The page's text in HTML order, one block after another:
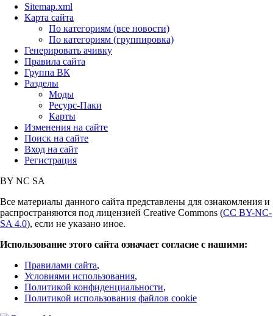
Sitemap.xml
Карта сайта
По категориям (все новости)
По категориям (группировка)
Генерировать ачивку
Правила сайта
Группа ВК
Разделы
Моды
Ресурс-Паки
Карты
Изменения на сайте
Поиск на сайте
Вход на сайт
Регистрация
BY NC SA
Все материалы данного сайта представлены для ознакомления и
распространяются под лицензией Creative Commons (CC BY-NC-
SA 4.0), если не указано иное.
Использование этого сайта означает согласие с нашими:
Правилами сайта,
Условиями использования,
Политикой конфиденциальности,
Политикой использования файлов cookie